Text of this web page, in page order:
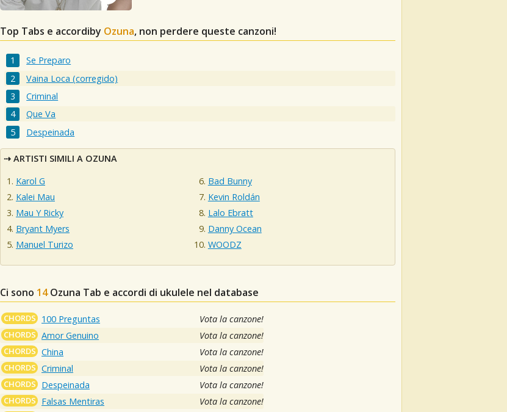
Top Tabs e accordiby Ozuna, non perdere queste canzoni!
Se Preparo
Vaina Loca (corregido)
Criminal
Que Va
Despeinada
ARTISTI SIMILI A OZUNA
Karol G
Kalei Mau
Mau Y Ricky
Bryant Myers
Manuel Turizo
Bad Bunny
Kevin Roldán
Lalo Ebratt
Danny Ocean
WOODZ
Ci sono 14 Ozuna Tab e accordi di ukulele nel database
CHORDS 100 Preguntas Vota la canzone!
CHORDS Amor Genuino Vota la canzone!
CHORDS China Vota la canzone!
CHORDS Criminal Vota la canzone!
CHORDS Despeinada Vota la canzone!
CHORDS Falsas Mentiras Vota la canzone!